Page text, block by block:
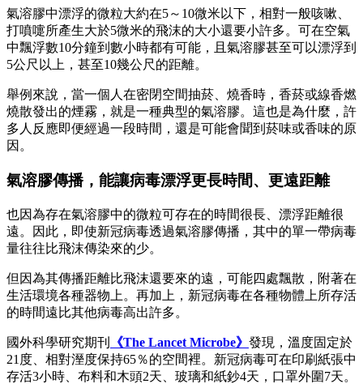
氣溶膠中漂浮的微粒大約在5～10微米以下，相對一般咳嗽、
打噴嚏所產生大於5微米的飛沫的大小還要小許多。可在空氣
中飄浮數10分鐘到數小時都有可能，且氣溶膠甚至可以漂浮到
5公尺以上，甚至10幾公尺的距離。
舉例來說，當一個人在密閉空間抽菸、燒香時，香菸或線香燃
燒散發出的煙霧，就是一種典型的氣溶膠。這也是為什麼，許
多人反應即便經過一段時間，還是可能會聞到菸味或香味的原
因。
氣溶膠傳播，能讓病毒漂浮更長時間、更遠距離
也因為存在氣溶膠中的微粒可存在的時間很長、漂浮距離很
遠。因此，即使新冠病毒透過氣溶膠傳播，其中的單一帶病毒
量往往比飛沫傳染來的少。
但因為其傳播距離比飛沫還要來的遠，可能四處飄散，附著在
生活環境各種器物上。再加上，新冠病毒在各種物體上所存活
的時間遠比其他病毒高出許多。
國外科學研究期刊 《The Lancet Microbe》 發現，溫度固定於
21度、相對溼度保持65％的空間裡。新冠病毒可在印刷紙張中
存活3小時、布料和木頭2天、玻璃和紙鈔4天，口罩外圍7天。